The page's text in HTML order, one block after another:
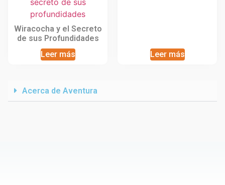
Wiracocha y el Secreto
de sus Profundidades
Leer más
Leer más
Acerca de Aventura